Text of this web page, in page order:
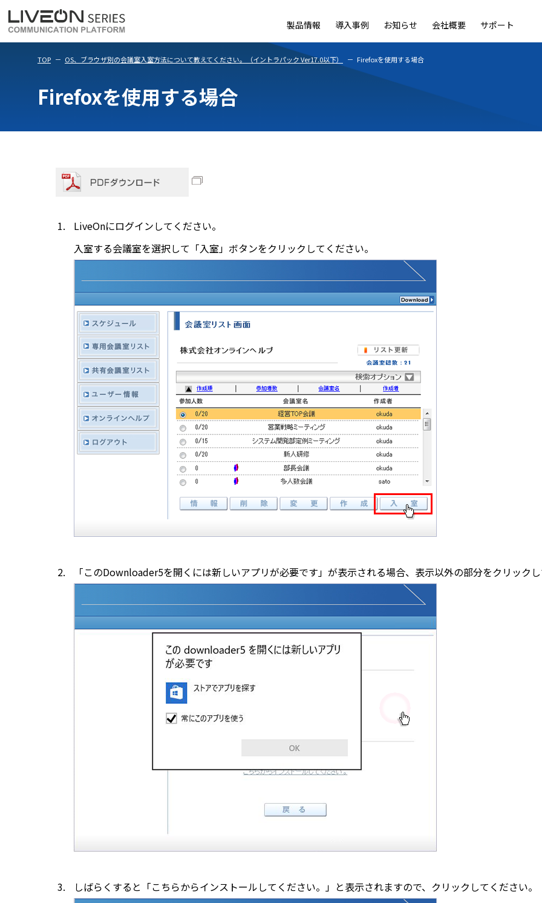
製品情報
LiveOn Meet LiveOn WearableLiveOn NanoLiveOn Call LiveOn Chat
導入事例 お知らせ 会社概要 サポート
TOP OS、ブラウザ別の会議室入室方法について教えてください。（イントラパック Ver17.0以下） Firefoxを使用する場合
Firefoxを使用する場合
LiveOnにログインしてください。
入室する会議室を選択して「入室」ボタンをクリックしてください。
「このDownloader5を開くには新しいアプリが必要です」が表示される場合、表示以外の部分をクリック
しばらくすると「こちらからインストールしてください。」と表示されますので、クリックしてください。